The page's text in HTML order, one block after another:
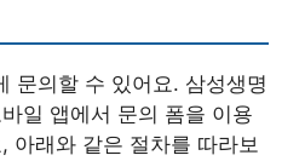
문의할 수 있어요. 삼성생명
일 앱에서 문의 폼을 이용
아래와 같은 절차를 따라보